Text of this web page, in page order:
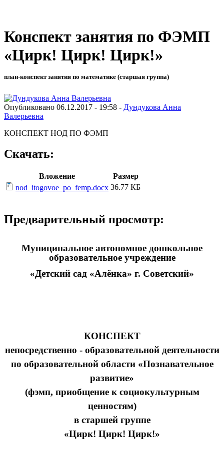
Конспект занятия по ФЭМП
«Цирк! Цирк! Цирк!»
план-конспект занятия по математике (старшая группа)
Опубликовано 06.12.2017 - 19:58 - Дундукова Анна
Валерьевна
КОНСПЕКТ НОД ПО ФЭМП
Скачать:
Вложение
Размер
nod_itogovoe_po_femp.docx 36.77 КБ
Предварительный просмотр:
Муниципальное автономное дошкольное
образовательное учреждение
«Детский сад «Алёнка» г. Советский»
КОНСПЕКТ
непосредственно - образовательной деятельности
по образовательной области «Познавательное
развитие»
(фэмп, приобщение к социокультурным
ценностям)
в старшей группе
«Цирк! Цирк! Цирк!»